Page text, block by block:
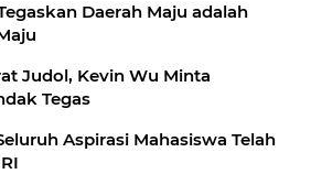
Daerah Maju adalah
Judol, Kevin Wu Minta
Tegas
Aspirasi Mahasiswa Telah